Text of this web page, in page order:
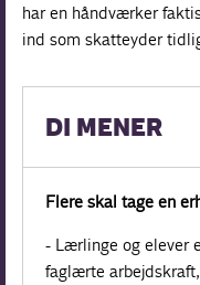
har en håndværker
ind som skatteyder
DI MENER
Flere skal tage en
- Lærlinge og elever
faglærte